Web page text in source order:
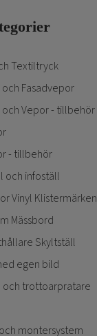
Textiltryck
Fasadvepor
Vepor - tillbehör
- tillbehör
och infoställ
Vinyl Klistermärken
Mässbord
Skyltställ
egen bild
och trottoarpratare
montersystem